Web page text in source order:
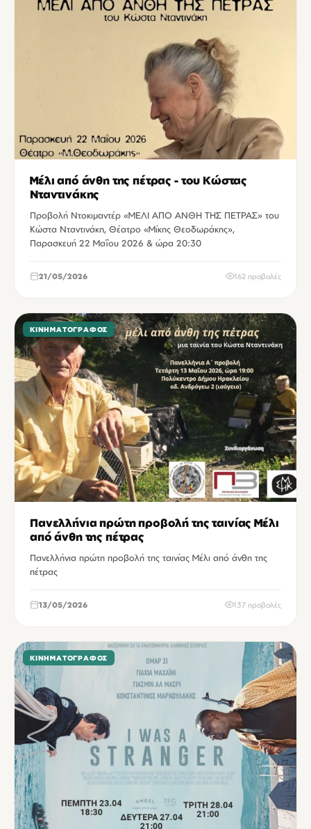
Μέλι από άνθη της πέτρας - του Κώστας
Νταντινάκης
Προβολή Ντοκιμαντέρ «ΜΕΛΙ ΑΠΟ ΑΝΘΗ ΤΗΣ ΠΕΤΡΑΣ» του
Κώστα Νταντινάκη, Θέατρο «Μίκης Θεοδωράκης»,
Παρασκευή 22 Μαΐου 2026 & ώρα 20:30
21/05/2026 162 προβολές
ΚΙΝΗΜΑΤΟΓΡΆΦΟΣ
Πανελλήνια πρώτη προβολή της ταινίας Μέλι
από άνθη της πέτρας
Πανελλήνια πρώτη προβολή της ταινίας Μέλι από άνθη της
πέτρας
13/05/2026 137 προβολές
ΚΙΝΗΜΑΤΟΓΡΆΦΟΣ